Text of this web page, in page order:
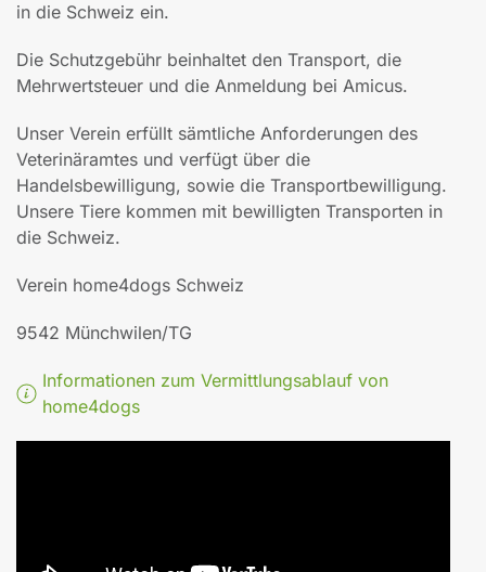
in die Schweiz ein.
Die Schutzgebühr beinhaltet den Transport, die
Mehrwertsteuer und die Anmeldung bei Amicus.
Unser Verein erfüllt sämtliche Anforderungen des
Veterinäramtes und verfügt über die
Handelsbewilligung, sowie die Transportbewilligung.
Unsere Tiere kommen mit bewilligten Transporten in
die Schweiz.
Verein home4dogs Schweiz
9542 Münchwilen/TG
Informationen zum Vermittlungsablauf von
home4dogs